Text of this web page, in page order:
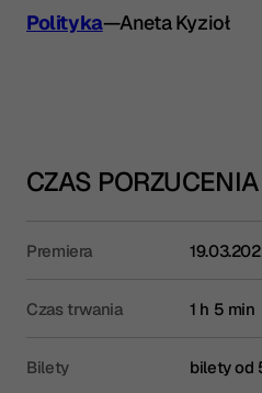
Polityka—Aneta Kyzioł
CZAS PORZUCENIA
Premiera
Czas trwania 1 h 5 min
Bilety bilety od